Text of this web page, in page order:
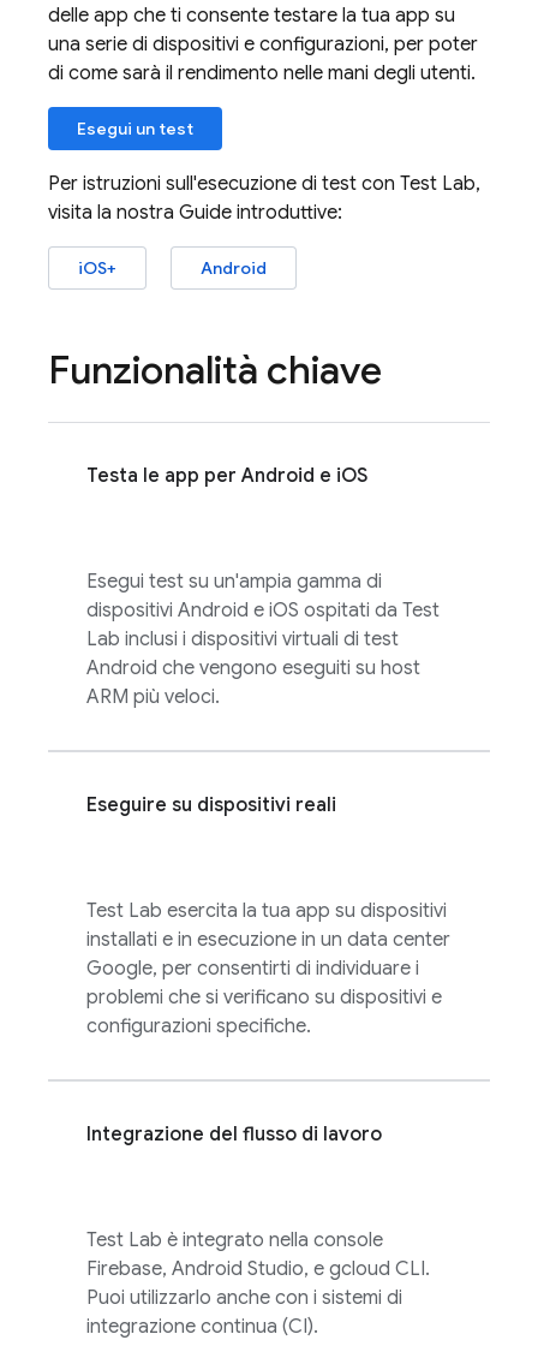
delle app che ti consente testare la tua app su
una serie di dispositivi e configurazioni, per poter
di come sarà il rendimento nelle mani degli utenti.
Esegui un test
Per istruzioni sull'esecuzione di test con Test Lab,
visita la nostra Guide introduttive:
iOS+ Android
Funzionalità chiave
Testa le app per Android e iOS
Esegui test su un'ampia gamma di
dispositivi Android e iOS ospitati da Test
Lab inclusi i dispositivi virtuali di test
Android che vengono eseguiti su host
ARM più veloci.
Eseguire su dispositivi reali
Test Lab esercita la tua app su dispositivi
installati e in esecuzione in un data center
Google, per consentirti di individuare i
problemi che si verificano su dispositivi e
configurazioni specifiche.
Integrazione del flusso di lavoro
Test Lab è integrato nella console
Firebase, Android Studio, e gcloud CLI.
Puoi utilizzarlo anche con i sistemi di
integrazione continua (CI).